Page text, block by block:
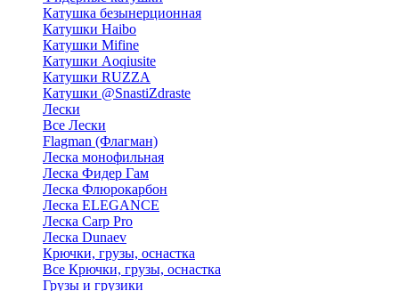
Катушка безынерционная
Катушки Haibo
Катушки Mifine
Катушки Aoqiusite
Катушки RUZZA
Катушки @SnastiZdraste
Лески
Все Лески
Flagman (Флагман)
Леска монофильная
Леска Фидер Гам
Леска Флюрокарбон
Леска ELEGANCE
Леска Carp Pro
Леска Dunaev
Крючки, грузы, оснастка
Все Крючки, грузы, оснастка
Грузы и грузики